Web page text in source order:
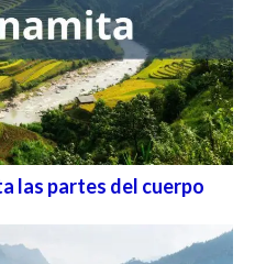
las partes del cuerpo